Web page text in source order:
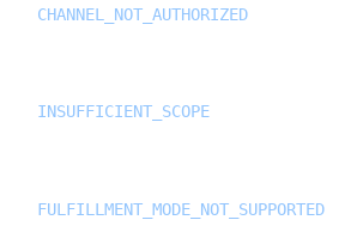
CHANNEL_NOT_AUTHORIZED
INSUFFICIENT_SCOPE
FULFILLMENT_MODE_NOT_SUPPORTED